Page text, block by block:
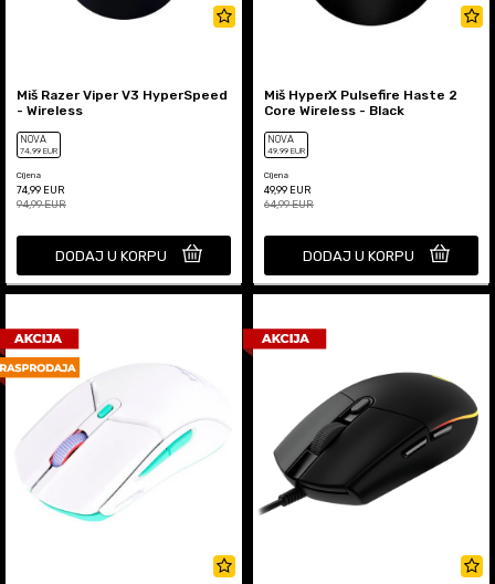
Miš Razer Viper V3 HyperSpeed
- Wireless
NOVA
74,99 EUR
Cijena
74,99 EUR
94,99EUR
DODAJ U KORPU
Miš HyperX Pulsefire Haste 2
Core Wireless - Black
NOVA
49,99 EUR
Cijena
49,99 EUR
64,99EUR
DODAJ U KORPU